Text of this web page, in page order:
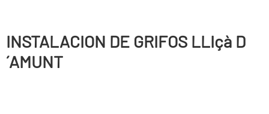
INSTALACION DE GRIFOS LLIçà D
´AMUNT